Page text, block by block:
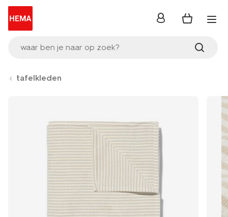
waar ben je naar op zoek?
inloggen
tafelkleden